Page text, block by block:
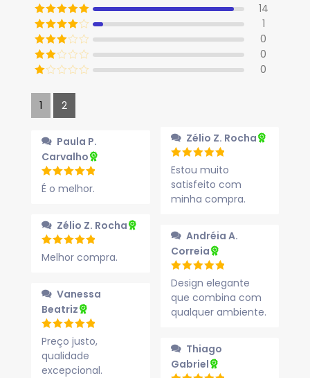
14
1
0
0
0
1 2
Carvalho
É o melhor.
Zélio Z. Rocha
Melhor compra.
Beatriz
Preço justo,
qualidade
excepcional.
Zélio Z. Rocha
Estou muito
satisfeito com
minha compra.
Correia
Design elegante
que combina com
qualquer ambiente.
Gabriel